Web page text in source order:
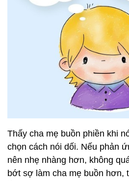
Thấy cha mẹ buồn phiền khi
chọn cách nói dối. Nếu phản
nên nhẹ nhàng hơn, không
bớt sợ làm cha mẹ buồn hơn,